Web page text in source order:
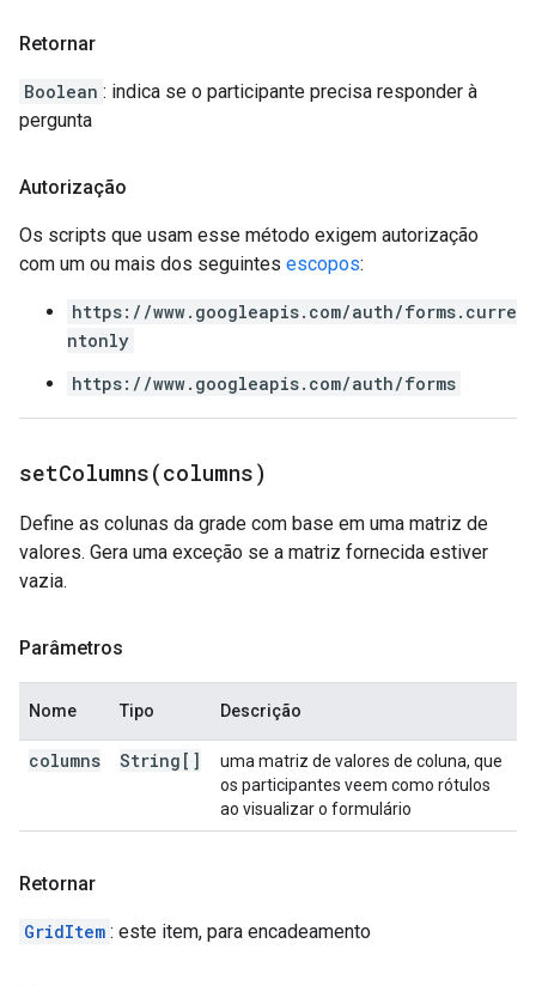
Retornar
Boolean : indica se o participante precisa responder à
pergunta
Autorização
Os scripts que usam esse método exigem autorização
com um ou mais dos seguintes escopos:
https://www.googleapis.com/auth/forms.curre
ntonly
https://www.googleapis.com/auth/forms
setColumns(columns)
Define as colunas da grade com base em uma matriz de
valores. Gera uma exceção se a matriz fornecida estiver
vazia.
Parâmetros
Nome Tipo Descrição
columns String[]
uma matriz de valores de coluna, que
os participantes veem como rótulos
ao visualizar o formulário
Retornar
GridItem : este item, para encadeamento